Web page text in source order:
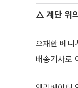
△ 계단 위
오재환 베니
배송기사로